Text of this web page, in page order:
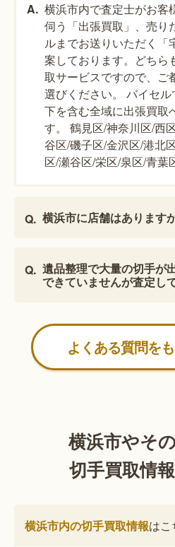
横浜市内で査定士がお客
伺う「出張買取」、売り
ルまでお送りいただく「
案しております。どちら
取サービスですので、ご
選びください。 バイセ
下を含む全域に出張買取
す。 鶴見区/神奈川区/西
谷区/磯子区/金沢区/港北
区/瀬谷区/栄区/泉区/青葉
横浜市に店舗はあります
遺品整理で大量の切手が
できていませんが査定し
よくある質問を
横浜市やそ
切手買取情
横浜市内の切手買取情報はこ